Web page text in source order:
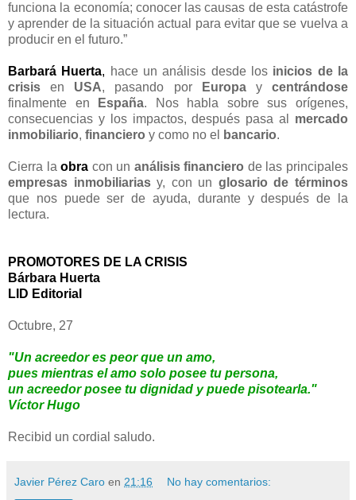
funciona la economía; conocer las causas de esta catástrofe
y aprender de la situación actual para evitar que se vuelva a
producir en el futuro.”
Barbará Huerta, hace un análisis desde los inicios de la
crisis en USA, pasando por Europaycentrándose
finalmente en
España. Nos habla sobre sus orígenes,
consecuencias y los impactos, después pasa al mercado
inmobiliario, financiero y como no el bancario.
Cierra laobra con un análisis financiero de las principales
empresas inmobiliariasy, con un glosario de términos
que nos puede ser de ayuda, durante y después de la
lectura.
PROMOTORES DE LA CRISIS
Bárbara Huerta
LID Editorial
Octubre, 27
"Un acreedor es peor que un amo,
pues mientras el amo solo posee tu persona,
un acreedor posee tu dignidad y puede pisotearla."
Víctor Hugo
Recibid un cordial saludo.
Javier Pérez Caro en 21:16 No hay comentarios: